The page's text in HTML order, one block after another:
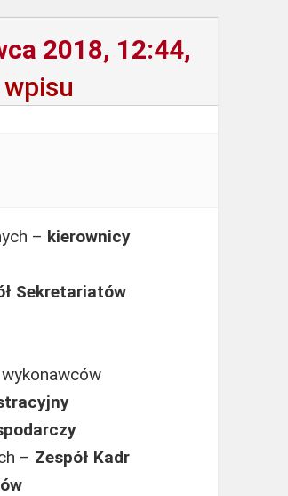
2018, 12:44,
– kierownicy
Sekretariatów
– Zespół Kadr